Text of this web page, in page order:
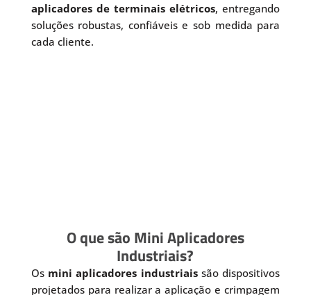
aplicadores de terminais elétricos, entregando
soluções robustas, confiáveis e sob medida para
cada cliente.
O que são Mini Aplicadores
Industriais?
Os mini aplicadores industriaissão dispositivos
projetados para realizar a aplicação e crimpagem